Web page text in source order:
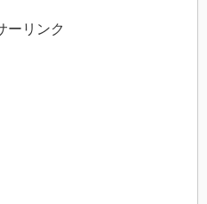
ーリンク